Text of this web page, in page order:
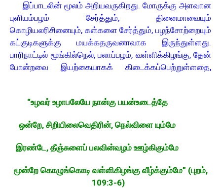
இப்பாடலின் மூலம் அறியவருகிறது. மோருக்கு அளவான
புளியம்பழம் சேர்த்தும், தினைமாவையும்
கொழியலரிசினையும், கள்களை சேர்த்தும், பழந்சோற்றையும்
கட்குடிகளுக்கு மயக்கதருவனாவாக இருந்துள்ளது.
பாரிநாட்டில் மூங்கில்நெல், பலாப்பழம், வள்ளிக்கிழங்கு, தேன்
போன்றவை இயற்கையாகக் கிடைக்கப்பெற்றுள்ளதை,
“உழவர் உழாபலேயே நான்கு பயன்உடைத்தே
ஒன்றே, சிறியிலைவெதிரின், நெல்விளை யும்மே
இரண்டே, தீஞ்சுளைப் பலவின்வழம் ஊழ்கிகும்மே
மூன்றே கொழுங்கொடி வள்ளிகிழங்கு வீழ்க்கும்மே” (புறம்,
109:3-6)